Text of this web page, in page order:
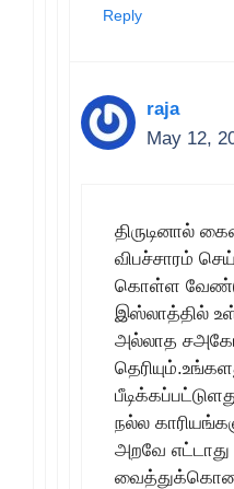
Reply
raja
May 12,
திருடினால்
விபச்சாரம்
கொள்ள
இஸ்லாத்தில்
அல்லாத
நல்ல
அறவே